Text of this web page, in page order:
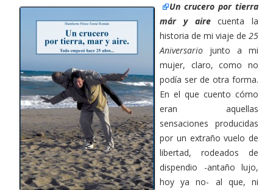
Un crucero por tierra
már y airecuenta la
historia de mi viaje de 25
Aniversario junto a mi
mujer, claro, como no
podía ser de otra forma.
En el que cuento cómo
eran aquellas
sensaciones producidas
por un extraño vuelo de
libertad, rodeados de
dispendio -antaño lujo,
hoy ya no- al que, ni